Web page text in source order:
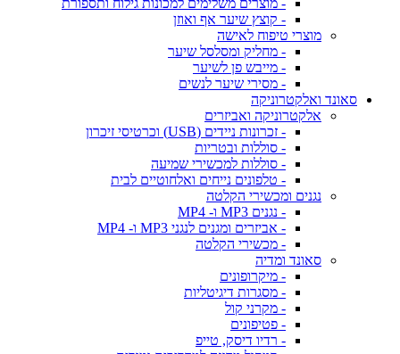
- מוצרים משלימים למכונות גילוח ותספורת
- קוצץ שיער אף ואוזן
מוצרי טיפוח לאישה
- מחליק ומסלסל שיער
- מייבש פן לשיער
- מסירי שיער לנשים
סאונד ואלקטרוניקה
אלקטרוניקה ואביזרים
- זכרונות ניידים (USB) וכרטיסי זיכרון
- סוללות ובטריות
- סוללות למכשירי שמיעה
- טלפונים נייחים ואלחוטיים לבית
נגנים ומכשירי הקלטה
- נגנים MP3 ו- MP4
- אביזרים ומגנים לנגני MP3 ו- MP4
- מכשירי הקלטה
סאונד ומדיה
- מיקרופונים
- מסגרות דיגיטליות
- מקרני קול
- פטיפונים
- רדיו דיסק, טייפ